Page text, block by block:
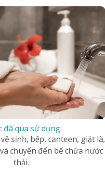
đã qua sử dụng
sinh, bếp, canteen, giặt là,
chuyển đến bể chứa nước
thải.